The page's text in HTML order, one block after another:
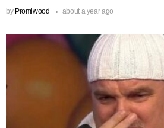
by Promiwood about a year ago